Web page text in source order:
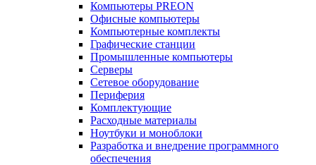
Компьютеры PREON
Офисные компьютеры
Компьютерные комплекты
Графические станции
Промышленные компьютеры
Серверы
Сетевое оборудование
Периферия
Комплектующие
Расходные материалы
Ноутбуки и моноблоки
Разработка и внедрение программного
обеспечения